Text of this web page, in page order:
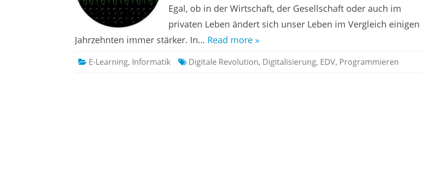
Egal, ob in der Wirtschaft, der Gesellschaft oder auch im
privaten Leben ändert sich unser Leben im Vergleich einigen
Jahrzehnten immer stärker. In… Read more »
E-Learning, Informatik Digitale Revolution, Digitalisierung, EDV, Programmieren